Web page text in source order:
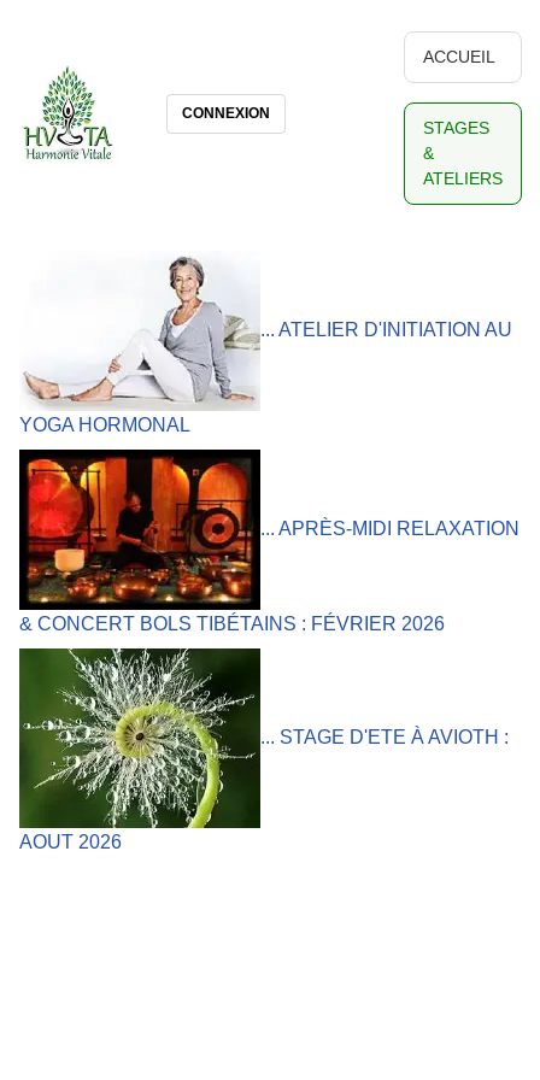
CONNEXION
ACCUEIL
STAGES
&
ATELIERS
... ATELIER D'INITIATION AU
YOGA HORMONAL
... APRÈS-MIDI RELAXATION
& CONCERT BOLS TIBÉTAINS : FÉVRIER 2026
... STAGE D'ETE À AVIOTH :
AOUT 2026